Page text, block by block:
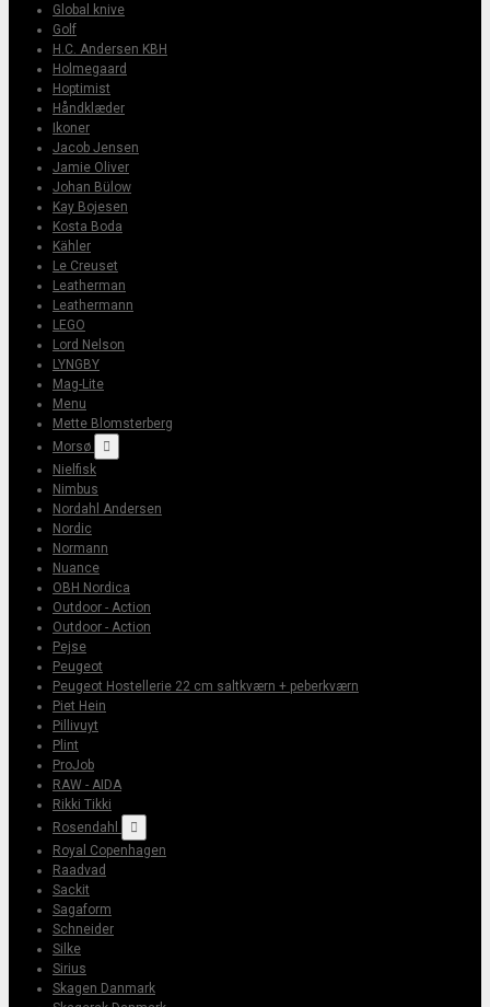
Global knive
Golf
H.C. Andersen KBH
Holmegaard
Hoptimist
Håndklæder
Ikoner
Jacob Jensen
Jamie Oliver
Johan Bülow
Kay Bojesen
Kosta Boda
Kähler
Le Creuset
Leatherman
Leathermann
LEGO
Lord Nelson
LYNGBY
Mag-Lite
Menu
Mette Blomsterberg
Morsø

Nielfisk
Nimbus
Nordahl Andersen
Nordic
Normann
Nuance
OBH Nordica
Outdoor - Action
Outdoor - Action
Pejse
Peugeot
Peugeot Hostellerie 22 cm saltkværn + peberkværn
Piet Hein
Pillivuyt
Plint
ProJob
RAW - AIDA
Rikki Tikki
Rosendahl

Royal Copenhagen
Raadvad
Sackit
Sagaform
Schneider
Silke
Sirius
Skagen Danmark